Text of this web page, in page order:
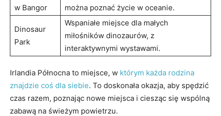
w Bangor
można poznać życie w oceanie.
Dinosaur
Park
Wspaniałe miejsce dla małych
miłośników dinozaurów, z
interaktywnymi wystawami.
Irlandia Północna to miejsce, w którym każda rodzina
znajdzie coś dla siebie. To doskonała okazja, aby spędzić
czas razem, poznając nowe miejsca i ciesząc się wspólną
zabawą na świeżym powietrzu.